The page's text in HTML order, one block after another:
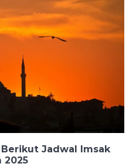
Berikut Jadwal Imsak
2025